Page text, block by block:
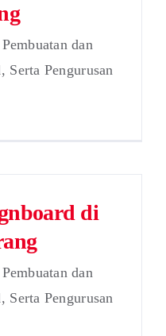
dan
Serta Pengurusan
di
dan
Serta Pengurusan